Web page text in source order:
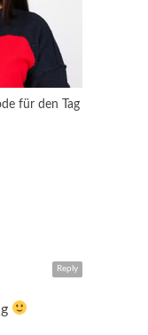
für den Tag
Reply